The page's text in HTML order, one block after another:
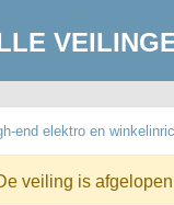
end elektro en
veiling is